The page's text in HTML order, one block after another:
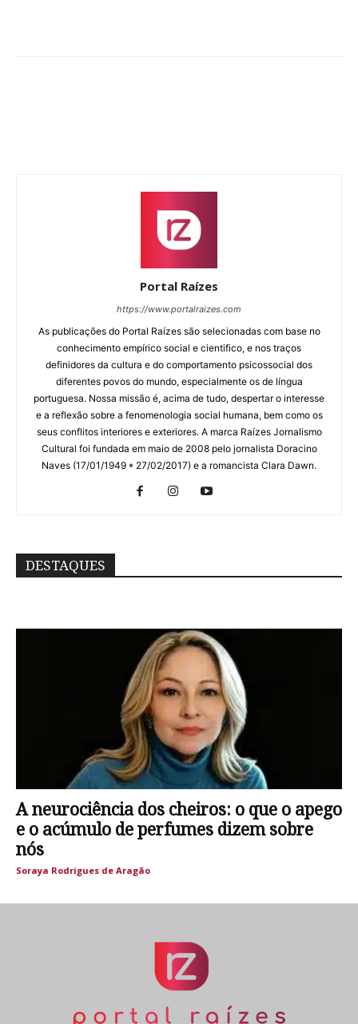
Portal Raízes
https://www.portalraizes.com
As publicações do Portal Raízes são selecionadas com base no
conhecimento empírico social e cientifico, e nos traços
definidores da cultura e do comportamento psicossocial dos
diferentes povos do mundo, especialmente os de língua
portuguesa. Nossa missão é, acima de tudo, despertar o interesse
e a reflexão sobre a fenomenologia social humana, bem como os
seus conflitos interiores e exteriores. A marca Raízes Jornalismo
Cultural foi fundada em maio de 2008 pelo jornalista Doracino
Naves (17/01/1949 * 27/02/2017) e a romancista Clara Dawn.
DESTAQUES
A neurociência dos cheiros: o que o apego
e o acúmulo de perfumes dizem sobre
nós
Soraya Rodrigues de Aragão